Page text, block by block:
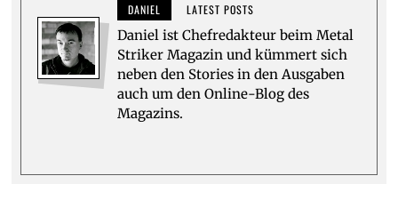
DANIEL LATEST POSTS
Daniel ist Chefredakteur beim Metal
Striker Magazin und kümmert sich
neben den Stories in den Ausgaben
auch um den Online-Blog des
Magazins.